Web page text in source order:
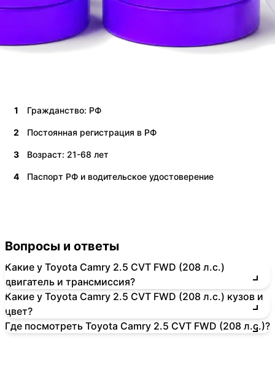
1 Гражданство: РФ
2 Постоянная регистрация в РФ
3 Возраст: 21-68 лет
4 Паспорт РФ и водительское удостоверение
Вопросы и ответы
Какие у Toyota Camry 2.5 CVT FWD (208 л.с.)
двигатель и трансмиссия?
Какие у Toyota Camry 2.5 CVT FWD (208 л.с.) кузов и
цвет?
Где посмотреть Toyota Camry 2.5 CVT FWD (208 л.с.)?